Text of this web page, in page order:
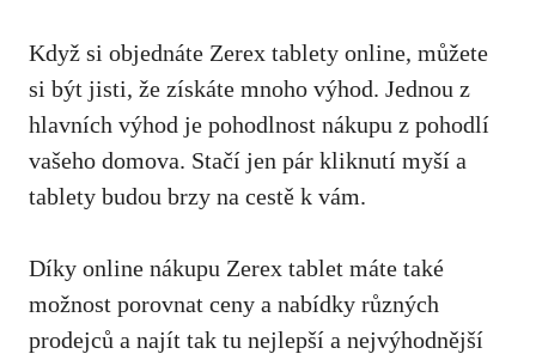
Když si objednáte Zerex tablety online, můžete
si být jisti, že získáte mnoho výhod. Jednou z
hlavních výhod je pohodlnost nákupu z pohodlí
vašeho domova. Stačí jen pár kliknutí myší a
tablety budou brzy na cestě k vám.
Díky online nákupu Zerex tablet máte také
možnost porovnat ceny a nabídky různých
prodejců a najít tak tu nejlepší a nejvýhodnější